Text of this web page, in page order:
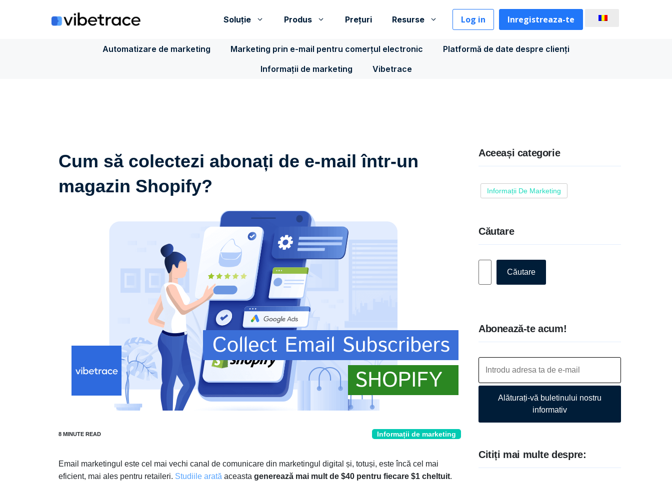
Soluţie Produs Prețuri Resurse Log in Inregistreaza-te
Automatizare de marketing Marketing prin e-mail pentru comerțul electronic
Platformă de date despre clienți
Informații de marketing
Vibetrace
Cum să colectezi abonați de e-mail într-un
magazin Shopify?
Informații de marketing
Email marketingul este cel mai vechi canal de comunicare din marketingul digital și, totuși, este încă cel mai
eficient, mai ales pentru retaileri. Studiile arată aceasta generează mai mult de $40 pentru fiecare $1 cheltuit.
Aceeași categorie
Informații De Marketing
Căutare
Căutare
Abonează-te acum!
Alăturați-vă buletinului nostru
informativ
Citiți mai multe despre: